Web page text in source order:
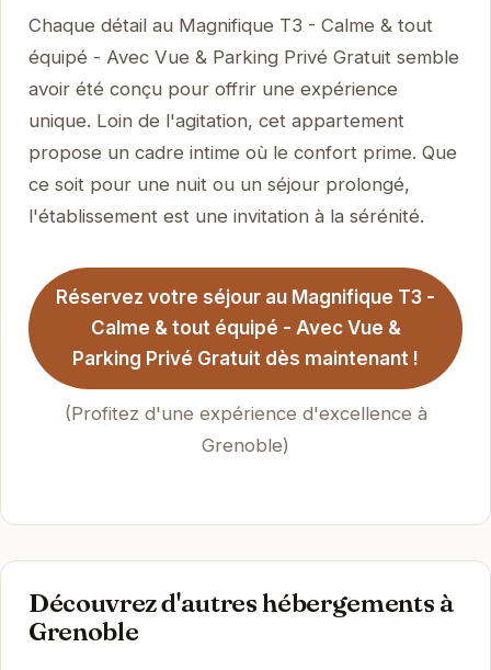
Chaque détail au Magnifique T3 - Calme & tout
équipé - Avec Vue & Parking Privé Gratuit semble
avoir été conçu pour offrir une expérience
unique. Loin de l'agitation, cet appartement
propose un cadre intime où le confort prime. Que
ce soit pour une nuit ou un séjour prolongé,
l'établissement est une invitation à la sérénité.
Réservez votre séjour au Magnifique T3 -
Calme & tout équipé - Avec Vue &
Parking Privé Gratuit dès maintenant !
(Profitez d'une expérience d'excellence à
Grenoble)
Découvrez d'autres hébergements à
Grenoble